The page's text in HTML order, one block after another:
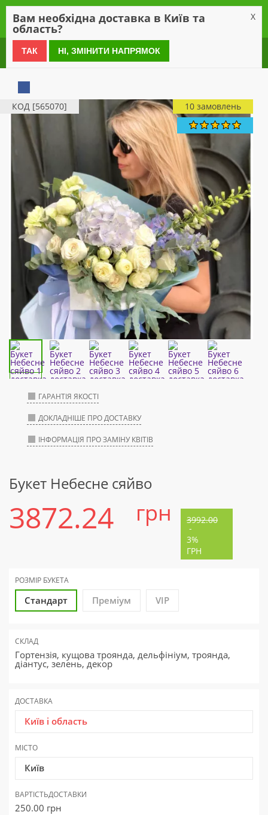
0 800 21 54 55
КОД [565070] 10 замовлень
ГАРАНТІЯ ЯКОСТІ
ДОКЛАДНІШЕ ПРО ДОСТАВКУ
ІНФОРМАЦІЯ ПРО ЗАМІНУ КВІТІВ
Букет Небесне сяйво
3872.24 грн 3992.00
-
3%
ГРН
РОЗМІР БУКЕТА
Стандарт Преміум VIP
СКЛАД
Гортензія, кущова троянда, дельфініум, троянда,
діантус, зелень, декор
ДОСТАВКА
Київ і область
МІСТО
Київ
ВАРТІСТЬДОСТАВКИ
250.00 грн
Вам необхідна доставка в Київ та
область?
X
ТАК НІ, ЗМІНИТИ НАПРЯМОК